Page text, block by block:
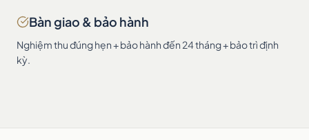
Bàn giao & bảo hành
Nghiệm thu đúng hẹn + bảo hành đến 24 tháng + bảo trì định
kỳ.